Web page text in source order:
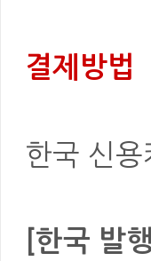
결제방법
한국 신
[한국 발